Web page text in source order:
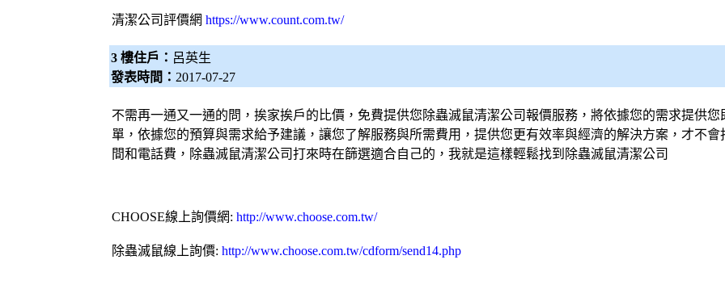
清潔公司評價網 https://www.count.com.tw/
3 樓住戶： 呂英生
發表時間： 2017-07-27
不需再一通又一通的問，挨家挨戶的比價，免費提供您除蟲滅鼠清潔公司報價服務，將依據您的需求提供
單，依據您的預算與需求給予建議，讓您了解服務與所需費用，提供您更有效率與經濟的解決方案，才不會
間和電話費，除蟲滅鼠清潔公司打來時在篩選適合自己的，我就是這樣輕鬆找到除蟲滅鼠清潔公司
CHOOSE線上詢價網: http://www.choose.com.tw/
除蟲滅鼠線上詢價: http://www.choose.com.tw/cdform/send14.php